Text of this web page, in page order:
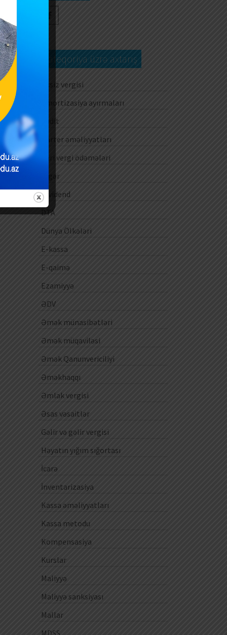
Kateqoriya üzrə axtarış
Aksiz vergisi
Amortizasiya ayırmaları
Audit
Barter əməliyyatları
Cari vergi ödəmələri
Digər
Dividend
DTA
Dünya Ölkələri
E-kassa
E-qaimə
Ezamiyyə
ƏDV
Əmək münasibətləri
Əmək müqaviləsi
Əmək Qanunvericiliyi
Əməkhaqqı
Əmlak vergisi
Əsas vəsaitlər
Gəlir və gəlir vergisi
Həyatın yığım sığortası
İcarə
İnventarizasiya
Kassa əməliyyatları
Kassa metodu
Kompensasiya
Kurslar
Maliyyə
Maliyyə sanksiyası
Mallar
MDSS